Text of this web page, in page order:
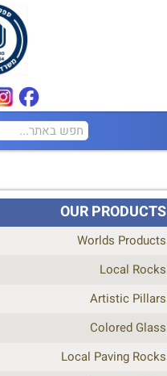
OUR PRODUCTS
Worlds Products
Local Rocks
Artistic Pillars
Colored Glass
Local Paving Rocks